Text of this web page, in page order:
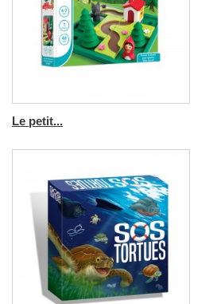
Le petit...